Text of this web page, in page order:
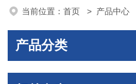
当前位置：首页 > 产品中心
产品分类